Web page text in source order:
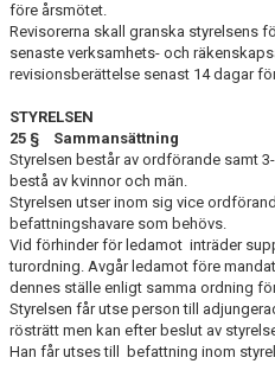
före års­mötet.
Revisorerna skall granska styrelsens
senaste verksamhets- och
revisionsberättelse se­nast 14 dagar
STYRELSEN
25 § Sammansättning
Styrelsen består av ordförande samt
bestå av kvinnor och män.
Styrelsen utser inom sig vice
befatt­ningshavare som behövs.
Vid förhinder för ledamot inträder
turordning. Avgår ledamot före
dennes ställe enligt samma ordning
Styrelsen får utse person till
rösträtt men kan efter beslut av
Han får utses till befattning inom